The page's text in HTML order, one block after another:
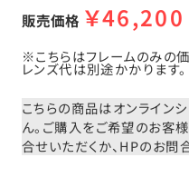
販売価格 ￥46,200
※こちらはフレームのみの価
レンズ代は別途かかります。
こちらの商品はオンライン
ん。 ご購入をご希望のお客
合せいただくか、HPのお問